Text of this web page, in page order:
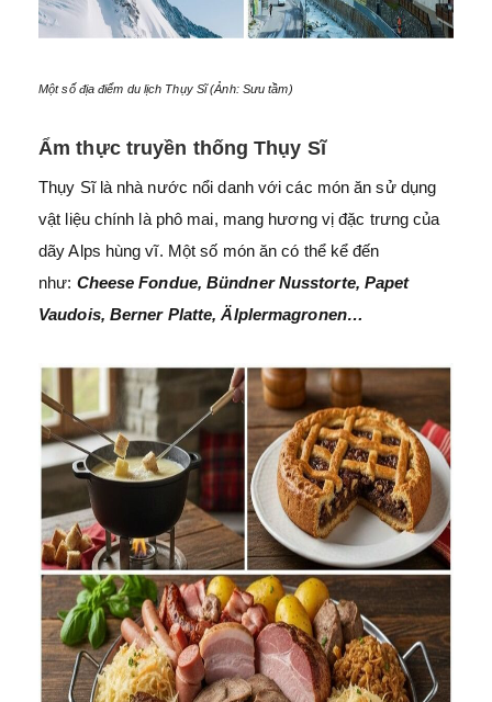
Một số địa điểm du lịch Thụy Sĩ (Ảnh: Sưu tầm)
Ẩm thực truyền thống Thụy Sĩ
Thụy Sĩ là nhà nước nổi danh với các món ăn sử dụng
vật liệu chính là phô mai, mang hương vị đặc trưng của
dãy Alps hùng vĩ. Một số món ăn có thể kể đến
như: Cheese Fondue, Bündner Nusstorte, Papet
Vaudois, Berner Platte, Älplermagronen…